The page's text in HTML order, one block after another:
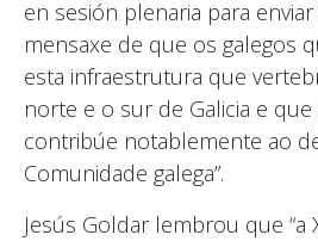
en sesión plenaria para
mensaxe de que os galegos
esta infraestrutura que
norte e o sur de Galicia e
contribúe notablemente ao
Comunidade galega”.
Jesús Goldar lembrou que “a